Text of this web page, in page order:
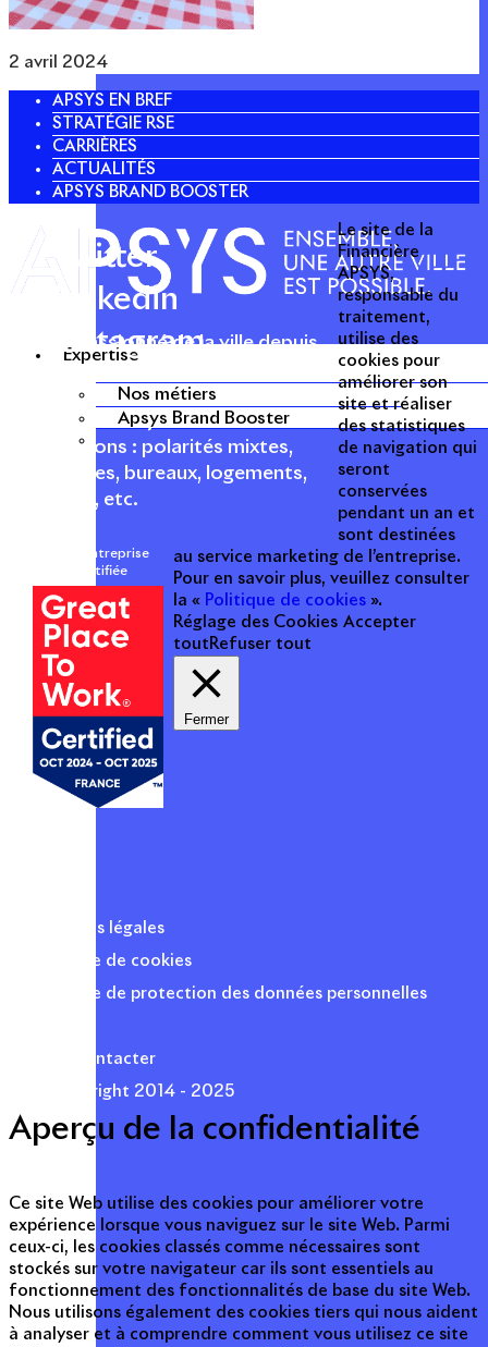
Expertise
Nos métiers
Apsys Brand Booster
2 avril 2024
APSYS EN BREF
STRATÉGIE RSE
CARRIÈRES
ACTUALITÉS
APSYS BRAND BOOSTER
Acteur passionné de la ville depuis
1996, Apsys conçoit, réalise, anime
et valorise des opérations urbaines
à forte valeur ajoutée dans toutes
les fonctions : polarités mixtes,
commerces, bureaux, logements,
hôtellerie, etc.
Une entreprise
certifiée
Mentions légales
Politique de cookies
Politique de protection des données personnelles
Nous contacter
© Copyright 2014 - 2025
Twitter
Linkedin
Instagram
Le site de la
Financière
APSYS,
responsable du
traitement,
utilise des
cookies pour
améliorer son
site et réaliser
des statistiques
de navigation qui
seront
conservées
pendant un an et
sont destinées
au service marketing de l’entreprise.
Pour en savoir plus, veuillez consulter
la « Politique de cookies ».
Réglage des Cookies Accepter
tout Refuser tout
Fermer
Aperçu de la confidentialité
Ce site Web utilise des cookies pour améliorer votre
expérience lorsque vous naviguez sur le site Web. Parmi
ceux-ci, les cookies classés comme nécessaires sont
stockés sur votre navigateur car ils sont essentiels au
fonctionnement des fonctionnalités de base du site Web.
Nous utilisons également des cookies tiers qui nous aident
à analyser et à comprendre comment vous utilisez ce site